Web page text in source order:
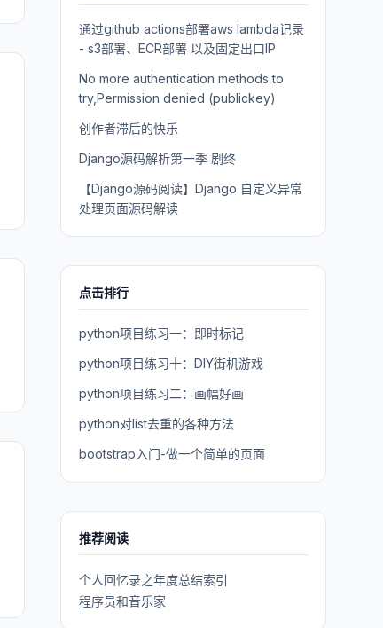
通过github actions部署aws lambda记录
- s3部署、ECR部署 以及固定出口IP
No more authentication methods to
try,Permission denied (publickey)
创作者滞后的快乐
Django源码解析第一季 剧终
【Django源码阅读】Django 自定义异常
处理页面源码解读
点击排行
python项目练习一：即时标记
python项目练习十：DIY街机游戏
python项目练习二：画幅好画
python对list去重的各种方法
bootstrap入门-做一个简单的页面
推荐阅读
个人回忆录之年度总结索引
程序员和音乐家